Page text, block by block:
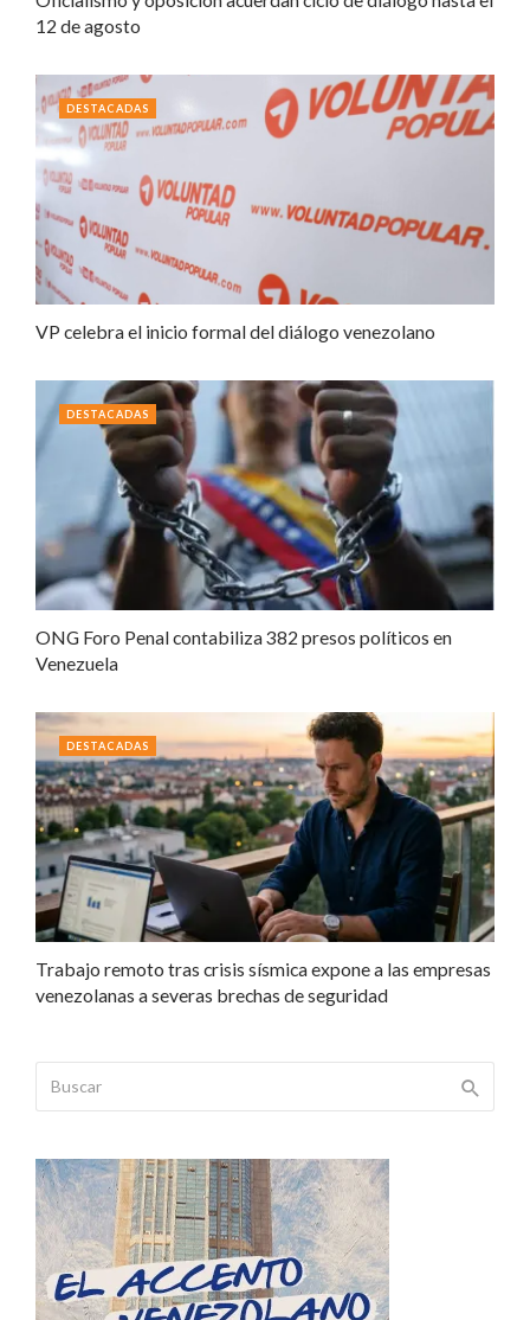
12 de agosto
VP celebra el inicio formal del diálogo venezolano
DESTACADAS
ONG Foro Penal contabiliza 382 presos políticos en
Venezuela
DESTACADAS
Trabajo remoto tras crisis sísmica expone a las empresas
venezolanas a severas brechas de seguridad
DESTACADAS